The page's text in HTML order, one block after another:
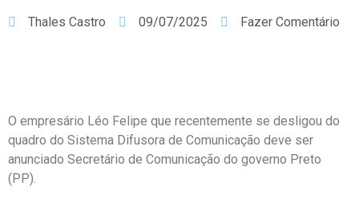
Thales Castro 09/07/2025 Fazer Comentário
O empresário Léo Felipe que recentemente se desligou do
quadro do Sistema Difusora de Comunicação deve ser
anunciado Secretário de Comunicação do governo Preto
(PP).